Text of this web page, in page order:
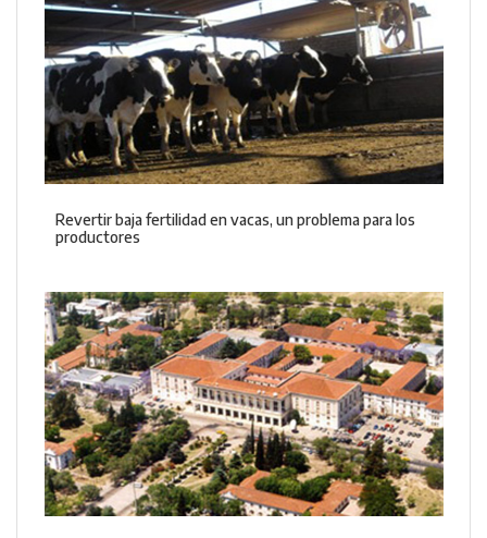
Revertir baja fertilidad en vacas, un problema para los
productores